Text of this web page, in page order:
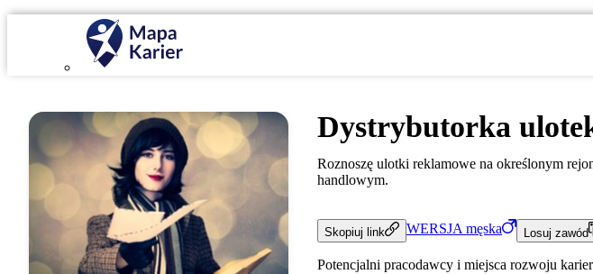
Dystrybutorka
Roznoszę ulotki reklamowe na określonym
handlowym.
Skopiuj link WERSJA męska Losuj zawód
Potencjalni pracodawcy i miejsca rozwoju